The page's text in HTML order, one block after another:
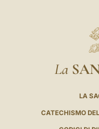
La
LA
CATECHISMO